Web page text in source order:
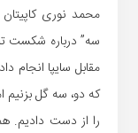
محمد نوری
سه” درباره شکست
مقابل سایپا انجام
که دو، سه گل بزنیم
را از دست دادیم.